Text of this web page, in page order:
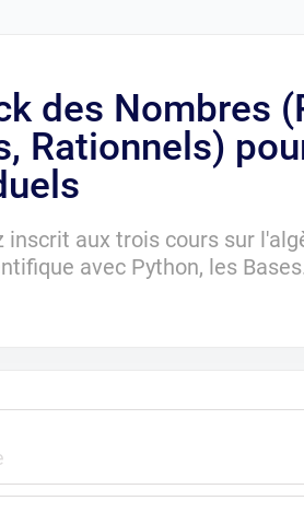
des Nombres
Rationnels)
inscrit aux trois cours sur
avec Python, les